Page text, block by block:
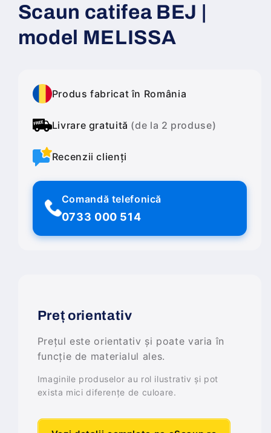
Scaun catifea BEJ |
model MELISSA
Produs fabricat în România
Livrare gratuită (de la 2 produse)
Recenzii clienți
Comandă telefonică
0733 000 514
Preț orientativ
Prețul este orientativ și poate varia în
funcție de materialul ales.
Imaginile produselor au rol ilustrativ și pot
exista mici diferențe de culoare.